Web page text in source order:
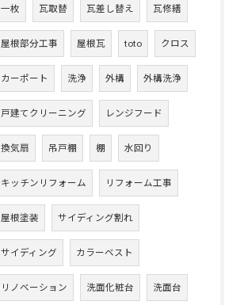
一枚 瓦取替 瓦差し替え 瓦修繕
屋根部分工事 屋根瓦 toto クロス
カーポート 洗浄 外構 外構洗浄
戸建てクリーニング レンジフード
換気扇 吊戸棚 棚 水回り
キッチンリフォーム リフォーム工事
屋根塗装 サイディング割れ
サイディング カラーベスト
リノベーション 洗面化粧台 洗面台